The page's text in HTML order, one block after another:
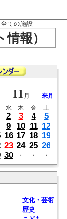
報）
11 月
来月
水 木 金
土
2 3 4
5
9 10 11 12
16 17 18 19
23 24 25 26
30 ・ ・ ・
文化・芸術
歴史